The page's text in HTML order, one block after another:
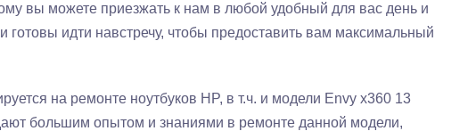
вы можете приезжать к нам в любой удобный для вас день и
идти навстречу, чтобы предоставить вам максимальный
на ремонте ноутбуков HP, в т.​ч.​ и модели Envy x360 13
большим опытом и знаниями в ремонте данной модели,